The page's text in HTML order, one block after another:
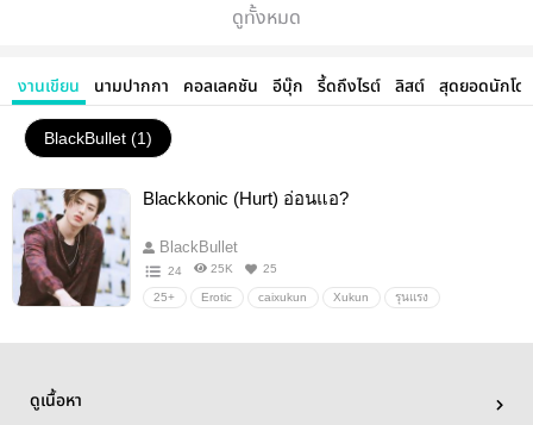
อ่อนแอ?
ดูทั้งหมด
งานเขียน นามปากกา คอลเลคชัน อีบุ๊ก รี้ดถึงไรต์ ลิสต์ สุดยอดนักโด
BlackBullet (1)
Blackkonic (Hurt) อ่อนแอ?
BlackBullet
24 25K 25
25+ Erotic caixukun Xukun รุนแรง
ดูเนื้อหา